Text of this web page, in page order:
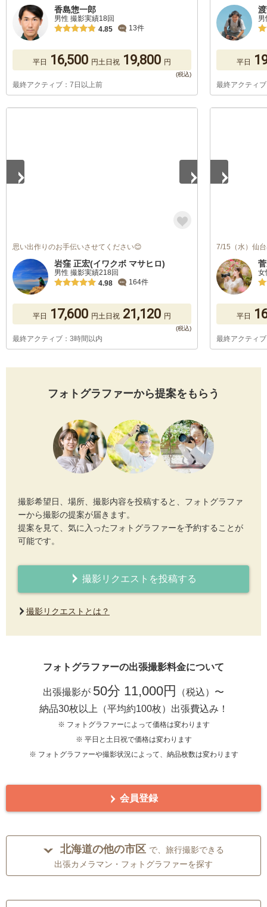
香島惣一郎
男性 撮影実績18回
4.85
13件
平日 16,500 円土日祝 19,800 円
最終アクティブ：7日以上前
平日
最終アクティ
思い出作りのお手伝いさせてください😊
岩窪 正宏(イワクボ マサヒロ)
男性 撮影実績218回
4.98
164件
平日 17,600 円土日祝 21,120 円
最終アクティブ：3時間以内
7/15（水）仙
女
平日
最終アクティ
フォトグラファーから提案をもらう
撮影希望日、場所、撮影内容を投稿すると、フォトグラファ
ーから撮影の提案が届きます。
提案を見て、気に入ったフォトグラファーを予約することが
可能です。
撮影リクエストを投稿する
撮影リクエストとは？
フォトグラファーの出張撮影料金について
出張撮影が 50分 11,000円
（税込）〜
納品30枚以上（平均約100枚）出張費込み！
※ フォトグラファーによって価格は変わります
※ 平日と土日祝で価格は変わります
※ フォトグラファーや撮影状況によって、納品枚数は変わります
会員登録
北海道の他の市区 で、旅行撮影できる
出張カメラマン・フォトグラファーを探す